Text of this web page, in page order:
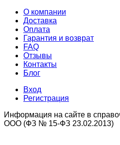
О компании
Доставка
Оплата
Гарантия и возврат
FAQ
Отзывы
Контакты
Блог
Вход
Регистрация
Информация на сайте в
ООО (ФЗ № 15-ФЗ 23.02.2013)